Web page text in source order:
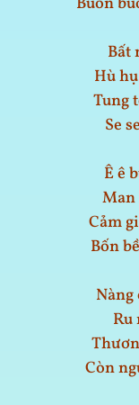
Bất
Hù
Tung
Se
Ê ê
Man
Cảm
Bốn
Ru
Còn